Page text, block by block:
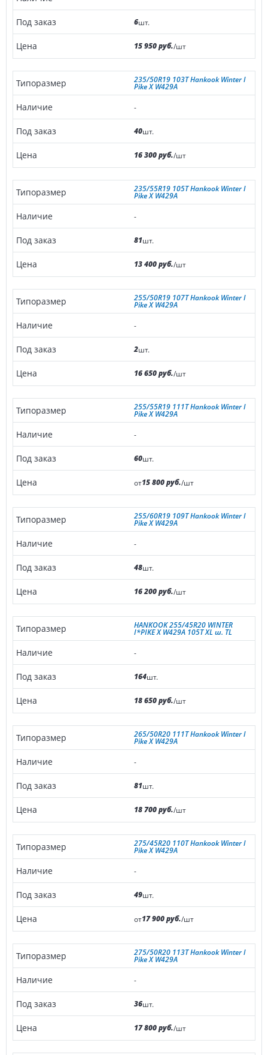
6шт.
15 950 руб./шт
235/50R19 103T Hankook Winter I
Pike X W429A
-
40шт.
16 300 руб./шт
235/55R19 105T Hankook Winter I
Pike X W429A
-
81шт.
13 400 руб./шт
255/50R19 107T Hankook Winter I
Pike X W429A
-
2шт.
16 650 руб./шт
255/55R19 111T Hankook Winter I
Pike X W429A
-
60шт.
от15 800 руб./шт
255/60R19 109T Hankook Winter I
Pike X W429A
-
48шт.
16 200 руб./шт
HANKOOK 255/45R20 WINTER
I*PIKE X W429A 105T XL ш. TL
-
164шт.
18 650 руб./шт
265/50R20 111T Hankook Winter I
Pike X W429A
-
81шт.
18 700 руб./шт
275/45R20 110T Hankook Winter I
Pike X W429A
-
49шт.
от17 900 руб./шт
275/50R20 113T Hankook Winter I
Pike X W429A
-
36шт.
17 800 руб./шт